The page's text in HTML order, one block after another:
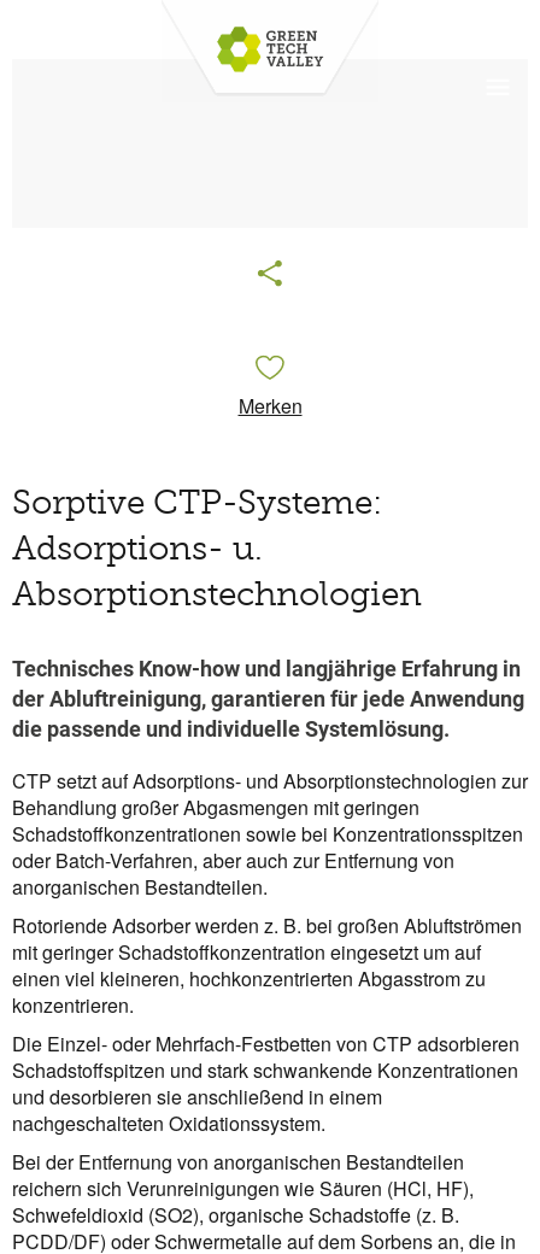
Merken
Sorptive CTP-Systeme:
Adsorptions- u.
Absorptionstechnologien
Technisches Know-how und langjährige Erfahrung in
der Abluftreinigung, garantieren für jede Anwendung
die passende und individuelle Systemlösung.
CTP setzt auf Adsorptions- und Absorptionstechnologien zur
Behandlung großer Abgasmengen mit geringen
Schadstoffkonzentrationen sowie bei Konzentrationsspitzen
oder Batch-Verfahren, aber auch zur Entfernung von
anorganischen Bestandteilen.
Rotoriende Adsorber werden z. B. bei großen Abluftströmen
mit geringer Schadstoffkonzentration eingesetzt um auf
einen viel kleineren, hochkonzentrierten Abgasstrom zu
konzentrieren.
Die Einzel- oder Mehrfach-Festbetten von CTP adsorbieren
Schadstoffspitzen und stark schwankende Konzentrationen
und desorbieren sie anschließend in einem
nachgeschalteten Oxidationssystem.
Bei der Entfernung von anorganischen Bestandteilen
reichern sich Verunreinigungen wie Säuren (HCl, HF),
Schwefeldioxid (SO2), organische Schadstoffe (z. B.
PCDD/DF) oder Schwermetalle auf dem Sorbens an, die in